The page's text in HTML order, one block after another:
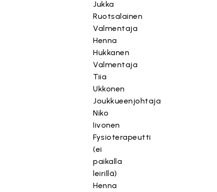
Jukka
Ruotsalainen
Valmentaja
Henna
Hukkanen
Valmentaja
Tiia
Ukkonen
Joukkueenjohtaja
Niko
Iivonen
Fysioterapeutti
(ei
paikalla
leirillä)
Henna